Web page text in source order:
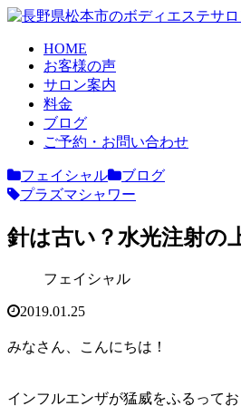
HOME
お客様の声
サロン案内
料金
ブログ
ご予約・お問い合わせ
フェイシャル
ブログ
プラズマシャワー
針は古い？水光注射の
フェイシャル
2019.01.25
みなさん、こんにちは！
インフルエンザが猛威をふるって